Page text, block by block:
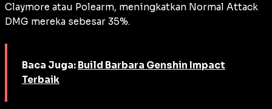
Claymore atau Polearm, meningkatkan Normal Attack
DMG mereka sebesar 35%.
Baca Juga: Build Barbara Genshin Impact
Terbaik